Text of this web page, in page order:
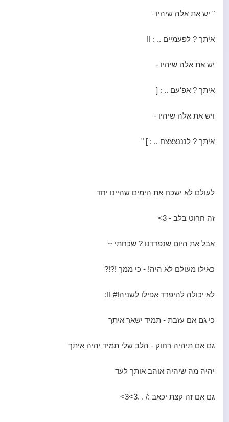
" יש את אלה שיהיו -
איתך ? לפעמיים .. : II
יש את אלה שיהיו -
איתך ? אפ'עם .. : [
ויש את אלה שיהיו -
איתך ? לנננצצצח .. : ] "
לעולם לא ישכח את הימים שהיינו יחד
זה חרוט בלב - 3>
אבל את היום שנפרדנו ? שכחתי ~
כאילו מעולם לא היה! - כי ממך !?!?
לא יכולה להיפרד אפילו לשניה!# II:
כי גם אם עזבת - תמיד ישאר איתך
גם אם תיהיה רחוק - הלב שלי תמיד יהיה איתך
יהיה מה שיהיה אוהב אותך לעד
גם אם זה קצת יכאב :/ . .3>3>